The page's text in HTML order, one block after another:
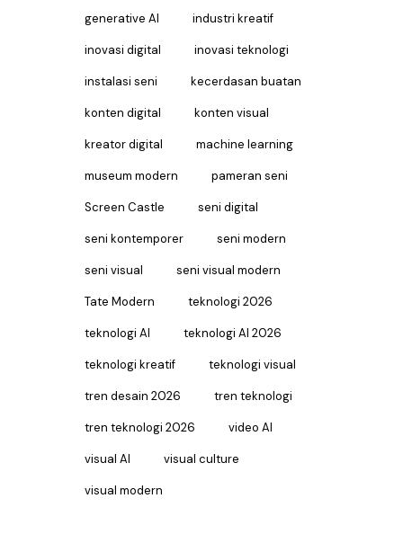
generative AI industri kreatif
inovasi digital inovasi teknologi
instalasi seni kecerdasan buatan
konten digital konten visual
kreator digital machine learning
museum modern pameran seni
Screen Castle seni digital
seni kontemporer seni modern
seni visual seni visual modern
Tate Modern teknologi 2026
teknologi AI teknologi AI 2026
teknologi kreatif teknologi visual
tren desain 2026 tren teknologi
tren teknologi 2026 video AI
visual AI visual culture
visual modern